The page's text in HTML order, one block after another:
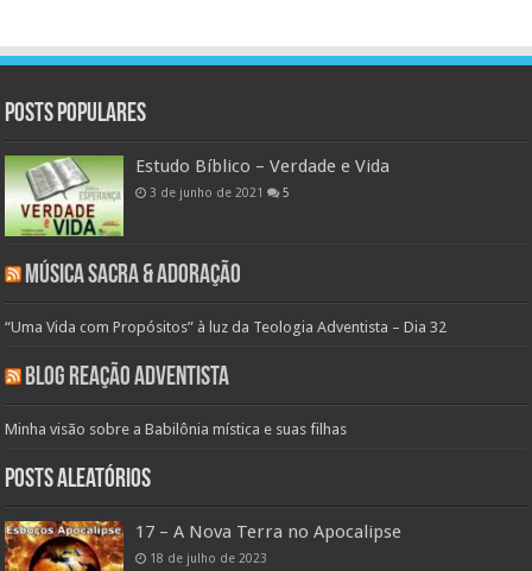
Posts populares
Estudo Bíblico – Verdade e Vida
3 de junho de 2021 5
Música Sacra & Adoração
“Uma Vida com Propósitos” à luz da Teologia Adventista – Dia 32
Blog Reação Adventista
Minha visão sobre a Babilônia mística e suas filhas
Posts aleatórios
17 – A Nova Terra no Apocalipse
18 de julho de 2023